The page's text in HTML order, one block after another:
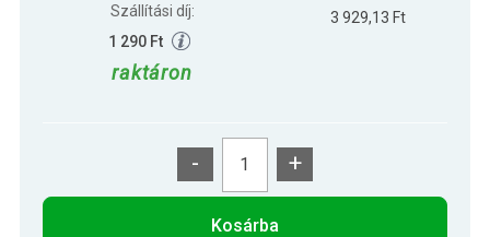
Szállítási díj:
1 290 Ft
raktáron
3 929,13 Ft
- +
Kosárba